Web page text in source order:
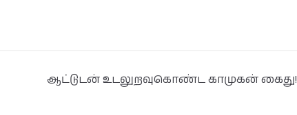
ஆட்டுடன் உடலுறவுகொண்ட காமுகன் கைது!